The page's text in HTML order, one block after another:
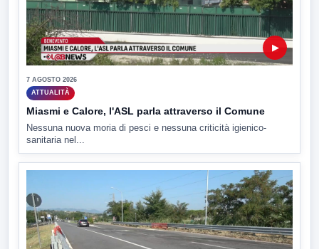
▶
7 AGOSTO 2026
ATTUALITÀ
Miasmi e Calore, l'ASL parla attraverso il Comune
Nessuna nuova moria di pesci e nessuna criticità igienico-
sanitaria nel...